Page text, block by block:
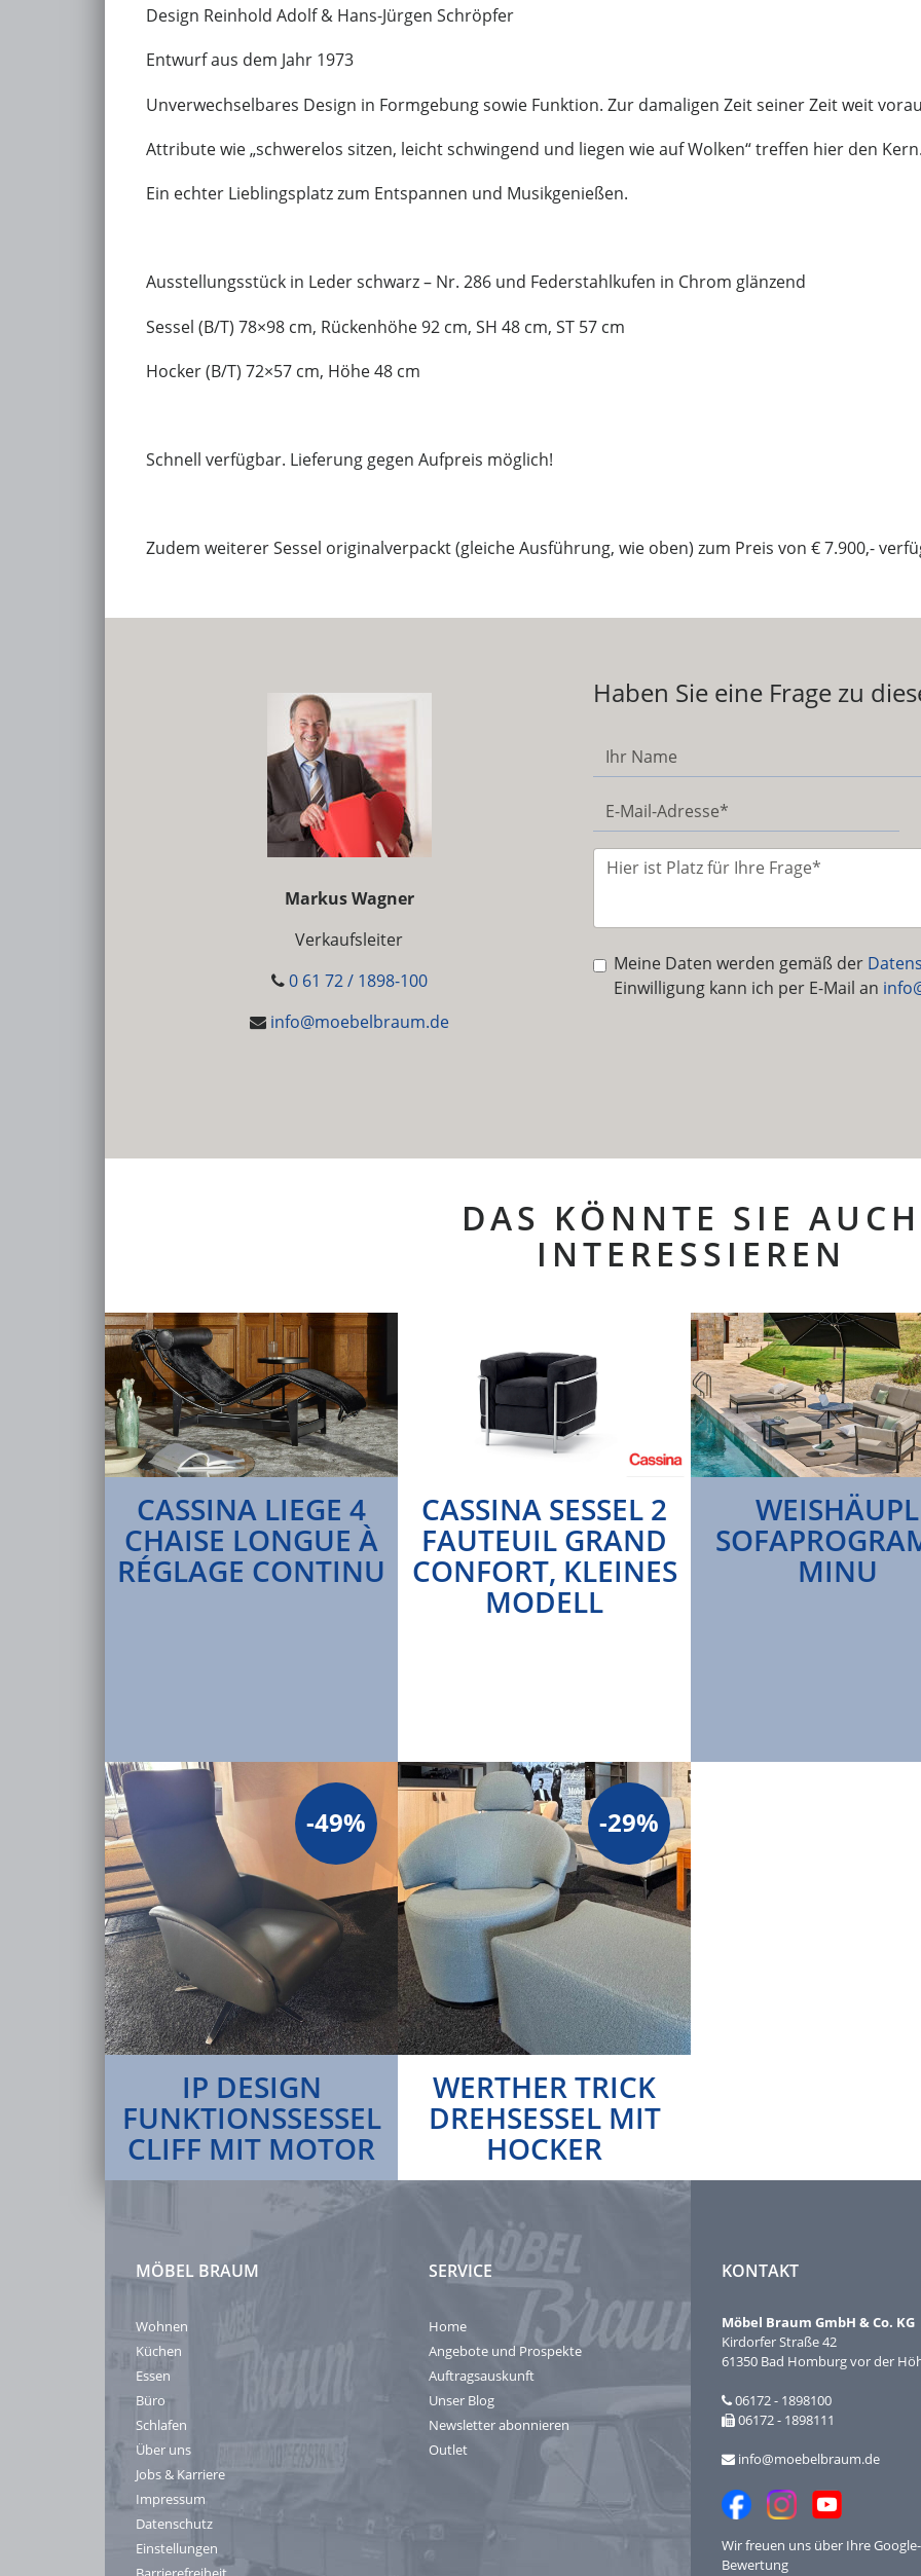
Design Reinhold Adolf & Hans-Jürgen Schröpfer
Entwurf aus dem Jahr 1973
Unverwechselbares Design in Formgebung sowie Funktion. Zur damaligen Zeit seiner Zeit weit
Attribute wie „schwerelos sitzen, leicht schwingend und liegen wie auf Wolken“ treffen hier den Kern.
Ein echter Lieblingsplatz zum Entspannen und Musikgenießen.
Ausstellungsstück in Leder schwarz – Nr. 286 und Federstahlkufen in Chrom glänzend
Sessel (B/T) 78×98 cm, Rückenhöhe 92 cm, SH 48 cm, ST 57 cm
Hocker (B/T) 72×57 cm, Höhe 48 cm
Schnell verfügbar. Lieferung gegen Aufpreis möglich!
Zudem weiterer Sessel originalverpackt (gleiche Ausführung, wie oben) zum Preis von € 7.900,-
Markus Wagner
Verkaufsleiter
0 61 72 / 1898-100
info@moebelbraum.de
Haben Sie eine Frage zu
Meine Daten werden gemäß der
Einwilligung kann ich per E-Mail an
DAS KÖNNTE SIE AUCH
INTERESSIEREN
CASSINA LIEGE 4
CHAISE LONGUE À
RÉGLAGE CONTINU
CASSINA SESSEL 2
FAUTEUIL GRAND
CONFORT, KLEINES
MODELL
WEISHÄUPL
MINU
-49%
IP DESIGN
FUNKTIONSSESSEL
CLIFF MIT MOTOR
-29%
WERTHER TRICK
DREHSESSEL MIT
HOCKER
MÖBEL BRAUM
Wohnen
Küchen
Essen
Büro
Schlafen
Über uns
Jobs & Karriere
Impressum
Datenschutz
Einstellungen
SERVICE
Home
Angebote und Prospekte
Auftragsauskunft
Unser Blog
Newsletter abonnieren
Outlet
KONTAKT
Möbel Braum GmbH & Co. KG
Kirdorfer Straße 42
61350 Bad Homburg vor der
06172 - 1898100
06172 - 1898111
info@moebelbraum.de
Wir freuen uns über IhreGoogle-
Bewertung